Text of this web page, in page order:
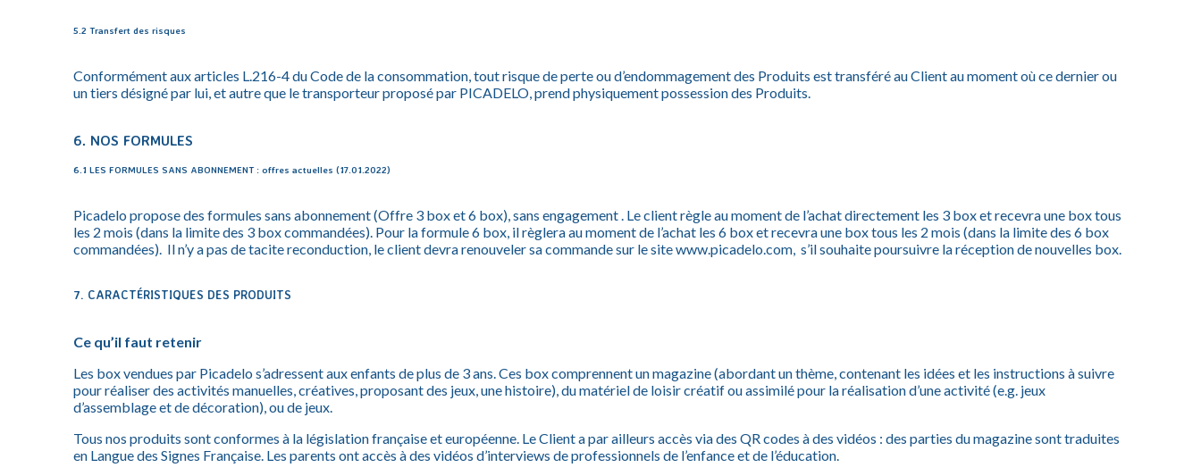
5.2 Transfert des risques
Conformément aux articles L.216-4 du Code de la consommation, tout risque de perte ou d’endommagement des Produits est transféré au Client au moment où ce dernier ou
un tiers désigné par lui, et autre que le transporteur proposé par PICADELO, prend physiquement possession des Produits.
6. NOS FORMULES
6.1 LES FORMULES SANS ABONNEMENT : offres actuelles (17.01.2022)
Picadelo propose des formules sans abonnement (Offre 3 box et 6 box), sans engagement . Le client règle au moment de l’achat directement les 3 box et recevra une box tous
les 2 mois (dans la limite des 3 box commandées). Pour la formule 6 box, il règlera au moment de l’achat les 6 box et recevra une box tous les 2 mois (dans la limite des 6 box
commandées). Il n’y a pas de tacite reconduction, le client devra renouveler sa commande sur le site www.picadelo.com, s’il souhaite poursuivre la réception de nouvelles box.
7. CARACTÉRISTIQUES DES PRODUITS
Ce qu’il faut retenir
Les box vendues par Picadelo s’adressent aux enfants de plus de 3 ans. Ces box comprennent un magazine (abordant un thème, contenant les idées et les instructions à suivre
pour réaliser des activités manuelles, créatives, proposant des jeux, une histoire), du matériel de loisir créatif ou assimilé pour la réalisation d’une activité (e.g. jeux
d’assemblage et de décoration), ou de jeux.
Tous nos produits sont conformes à la législation française et européenne. Le Client a par ailleurs accès via des QR codes à des vidéos : des parties du magazine sont traduites
en Langue des Signes Française. Les parents ont accès à des vidéos d’interviews de professionnels de l’enfance et de l’éducation.